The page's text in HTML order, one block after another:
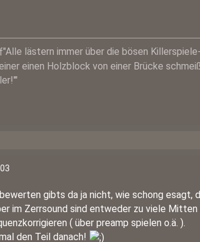
"Alle lästern immer über die bösen
einen Holzblock von einer Brücke
gibts da ja nicht, wie schong esagt,
im Zerrsound sind entweder zu viele
( über preamp spielen o.ä. ).
den Teil danach!